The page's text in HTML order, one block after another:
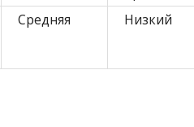
Средняя Низкий